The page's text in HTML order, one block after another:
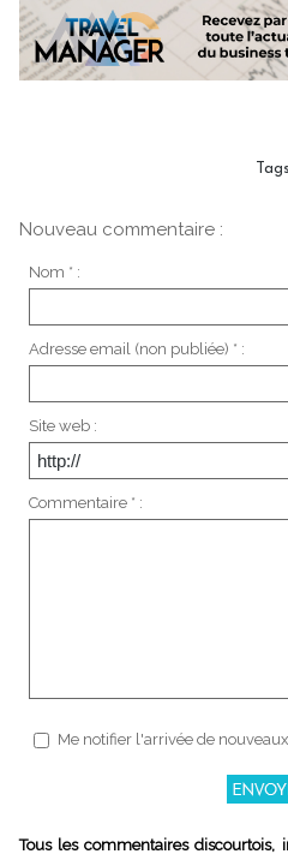
Tags
Nouveau commentaire :
Nom * :
Adresse email (non publiée) * :
Site web :
Commentaire * :
Me notifier l'arrivée de
Tous les commentaires discourtois,